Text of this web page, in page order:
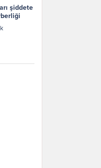
şiddete